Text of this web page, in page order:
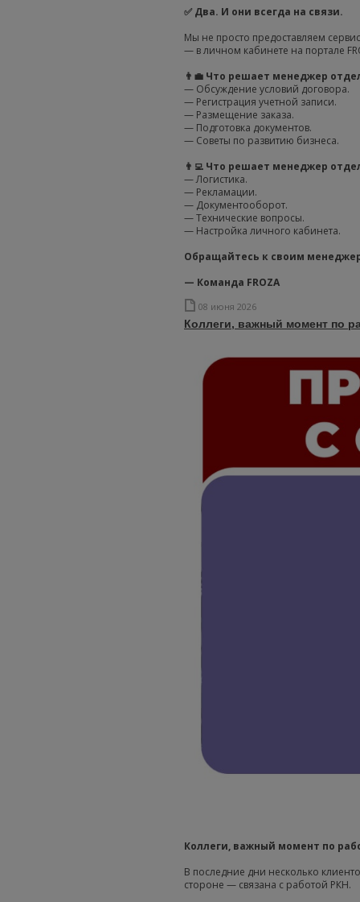
✅ Два. И они всегда на связи.
Мы не просто предоставляем
— в личном кабинете на портале
👨‍💼 Что решает менеджер
— Обсуждение условий договора.
— Регистрация учетной записи.
— Размещение заказа.
— Подготовка документов.
— Советы по развитию бизнеса.
👨‍💻 Что решает менеджер
— Логистика.
— Рекламации.
— Документооборот.
— Технические вопросы.
— Настройка личного кабинета.
Обращайтесь к своим
— Команда FROZA
08 июня 2026
Коллеги, важный момент по
Коллеги, важный момент по
В последние дни несколько
стороне — связана с работой РКН.